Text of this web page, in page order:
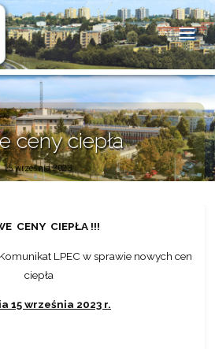
Lubelska
Spółdzielnia
Mieszkaniowa
ceny ciepła
15 września 2023
CENY CIEPŁA !!!
LPEC w sprawie nowych cen
ciepła
15 września 2023 r.